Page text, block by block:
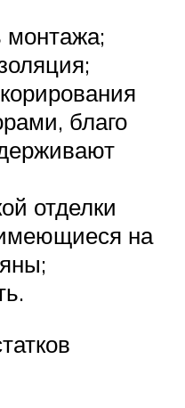
монтажа;
благо
отделки
на